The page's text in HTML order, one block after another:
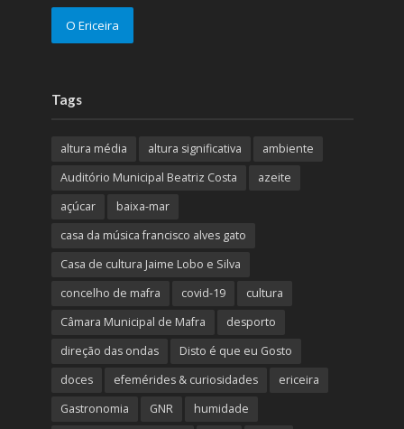
O Ericeira
Tags
altura média altura significativa
ambiente
Auditório Municipal Beatriz Costa
azeite
açúcar
baixa-mar
casa da música francisco alves gato
Casa de cultura Jaime Lobo e Silva
concelho de mafra
covid-19
cultura
Câmara Municipal de Mafra
desporto
direção das ondas
Disto é que eu Gosto
doces
efemérides & curiosidades
ericeira
Gastronomia
GNR humidade